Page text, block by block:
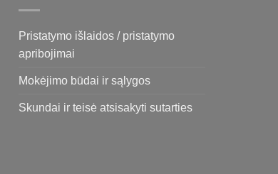
Pristatymo išlaidos / pristatymo
apribojimai
Mokėjimo būdai ir sąlygos
Skundai ir teisė atsisakyti sutarties